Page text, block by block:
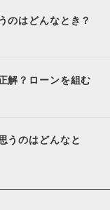
のはどんなとき？
解？ローンを組む
うのはどんなと